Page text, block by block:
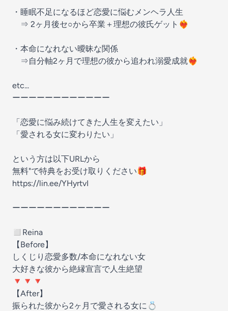
・睡眠不足になるほど恋愛に悩むメンヘラ人生
⇒ 2ヶ月後セ○から卒業＋理想の彼氏ゲット❤️‍🔥
・本命になれない曖昧な関係
⇒自分軸2ヶ月で理想の彼から追われ溺愛成就❤️‍🔥
etc...
ーーーーーーーーーーーー
「恋愛に悩み続けてきた人生を変えたい」
「愛される女に変わりたい」
という方は以下URLから
無料"で特典をお受け取りください🎁
https://lin.ee/YHyrtvI
ーーーーーーーーーーーー
◻Reina
【Before】
しくじり恋愛多数/本命になれない女
大好きな彼から絶縁宣言で人生絶望
🔻🔻🔻
【After】
振られた彼から2ヶ月で愛される女に💍